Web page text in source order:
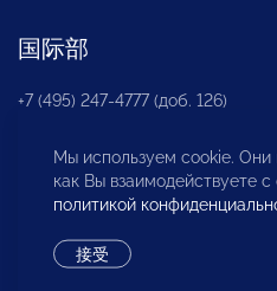
国际部
+7 (495) 247-4777 (доб. 126)
商投权益保护部
Мы используем cookie. Они
как Вы взаимодействуете
политикой
接受